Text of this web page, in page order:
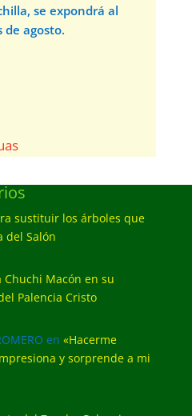
se expondrá al
agosto.
sustituir los árboles que
del Salón
Chuchi Macón en su
Palencia Cristo
en «Hacerme
y sorprende a mi